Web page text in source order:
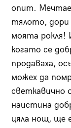
опит.
тялото, дори
моята рокля!
когато се
продаваха,
можех да
светкавично
наистина
цяла нощ, ще